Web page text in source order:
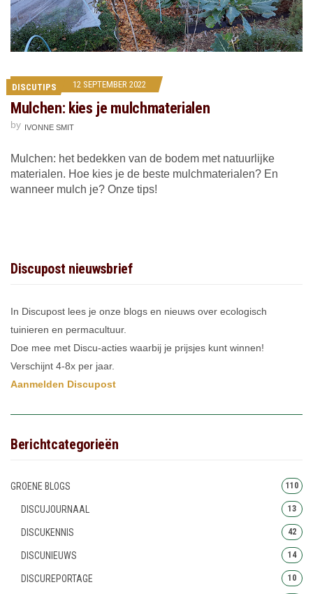
DISCUTIPS 12 SEPTEMBER 2022
Mulchen: kies je mulchmaterialen
by IVONNE SMIT
Mulchen: het bedekken van de bodem met natuurlijke
materialen. Hoe kies je de beste mulchmaterialen? En
wanneer mulch je? Onze tips!
Discupost nieuwsbrief
In Discupost lees je onze blogs en nieuws over ecologisch
tuinieren en permacultuur.
Doe mee met Discu-acties waarbij je prijsjes kunt winnen!
Verschijnt 4-8x per jaar.
Aanmelden Discupost
Berichtcategorieën
GROENE BLOGS 110
DISCUJOURNAAL 13
DISCUKENNIS 42
DISCUNIEUWS 14
DISCUREPORTAGE 10